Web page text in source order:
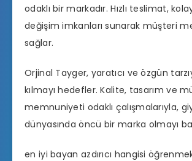
odaklı bir markadır. Hızlı teslimat,
değişim imkanları sunarak müşteri
sağlar.
Orjinal Tayger, yaratıcı ve özgün
kılmayı hedefler. Kalite, tasarım ve
memnuniyeti odaklı çalışmalarıyla,
dünyasında öncü bir marka olmayı
en iyi bayan azdırıcı hangisi